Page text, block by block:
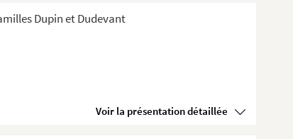
Dupin et Dudevant
Voir la présentation détaillée